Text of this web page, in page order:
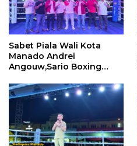
Sabet Piala Wali Kota
Manado Andrei
Angouw,Sario Boxing
Perbati 2026